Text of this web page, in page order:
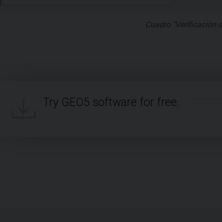
Cuadro "Verificación
Try GEO5 software for free.